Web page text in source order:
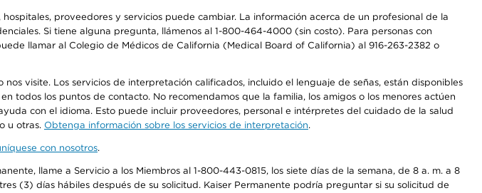
proveedores y servicios puede cambiar. La información acerca de un profesional de la
Si tiene alguna pregunta, llámenos al 1-800-464-4000 (sin costo). Para personas con
llamar al Colegio de Médicos de California (Medical Board of California) al 916-263-2382 o
visite. Los servicios de interpretación calificados, incluido el lenguaje de señas, están disponibles
todos los puntos de contacto. No recomendamos que la familia, los amigos o los menores actúen
con el idioma. Esto puede incluir proveedores, personal e intérpretes del cuidado de la salud
u otras. Obtenga información sobre los servicios de interpretación.
con nosotros.
llame a Servicio a los Miembros al 1-800-443-0815, los siete días de la semana, de 8 a. m. a 8
(3) días hábiles después de su solicitud. Kaiser Permanente podría preguntar si su solicitud de